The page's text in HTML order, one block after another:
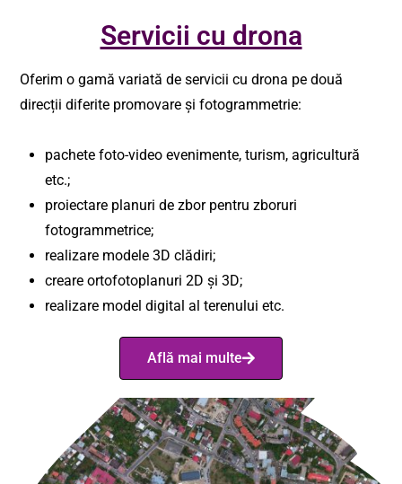
Servicii cu drona
Oferim o gamă variată de servicii cu drona pe două
direcții diferite promovare și fotogrammetrie:
pachete foto-video evenimente, turism, agricultură
etc.;
proiectare planuri de zbor pentru zboruri
fotogrammetrice;
realizare modele 3D clădiri;
creare ortofotoplanuri 2D și 3D;
realizare model digital al terenului etc.
Află mai multe